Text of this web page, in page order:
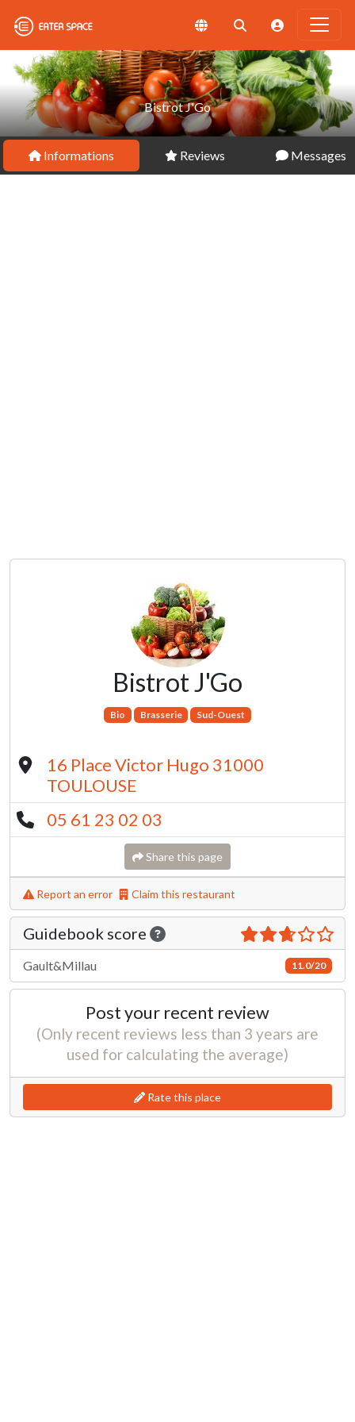
Bistrot J'Go
Informations Reviews Messages
Bistrot J'Go
Bio Brasserie Sud-Ouest
16 Place Victor Hugo 31000
TOULOUSE
05 61 23 02 03
Share this page
Report an error Claim this restaurant
Guidebook score
Gault&Millau 11.0/20
Post your recent review
(Only recent reviews less than 3 years are
used for calculating the average)
Rate this place